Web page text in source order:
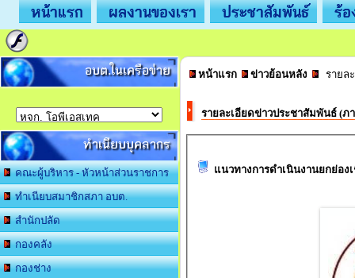
หน้าแรก ผลงานของเรา ประชาสัมพันธ์ ร้
อบต.ในเครือข่าย
ทำเนียบบุคลากร
คณะผู้บริหาร - หัวหน้าส่วนราชการ
ทำเนียบสมาชิกสภา อบต.
สำนักปลัด
กองคลัง
กองช่าง
หน้าแรก ข่าวย้อนหลัง รายล
รายละเอียดข่าวประชาสัมพันธ์ (ภ
แนวทางการดำเนินงานยกย่อง